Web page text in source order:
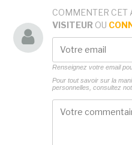
COMMENTER CET
VISITEUR OU
Renseignez votre email
Pour tout savoir sur la
personnelles, consultez